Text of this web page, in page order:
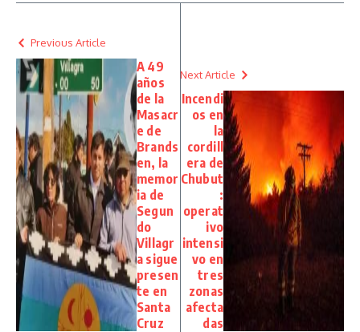
Previous Article
A 49
años
de la
Masacr
e de
Brands
en, la
memor
ia de
Segun
do
Villagr
a sigue
presen
te en
Santa
Cruz
Next Article
Incendi
os en
la
cordill
era de
Chubut
:
operat
ivo
intensi
vo en
tres
zonas
afecta
das